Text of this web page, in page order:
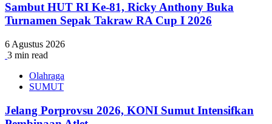
Sambut HUT RI Ke-81, Ricky Anthony Buka
Turnamen Sepak Takraw RA Cup I 2026
6 Agustus 2026
3 min read
Olahraga
SUMUT
Jelang Porprovsu 2026, KONI Sumut Intensifkan